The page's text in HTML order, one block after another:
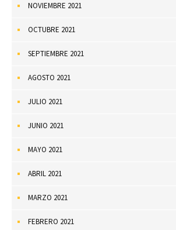
NOVIEMBRE 2021
OCTUBRE 2021
SEPTIEMBRE 2021
AGOSTO 2021
JULIO 2021
JUNIO 2021
MAYO 2021
ABRIL 2021
MARZO 2021
FEBRERO 2021